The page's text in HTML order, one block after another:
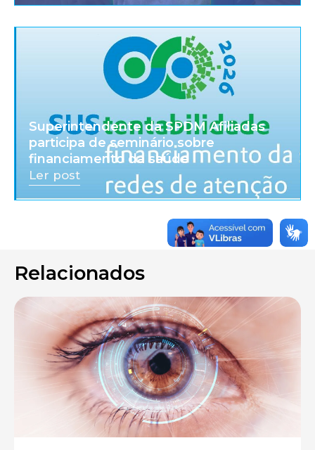
Superintendente da SPDM Afiliadas
participa de seminário sobre
financiamento da saúde
Ler post
Relacionados